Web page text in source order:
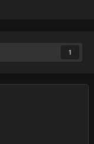
1